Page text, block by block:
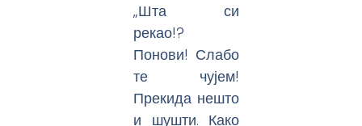
„Шта си
рекао!?
Понови! Слабо
те чујем!
Прекида нешто
и шушти. Како